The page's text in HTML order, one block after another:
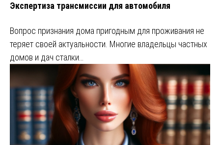
Экспертиза трансмиссии для автомобиля
Вопрос признания дома пригодным для проживания не
теряет своей актуальности. Многие владельцы частных
домов и дач сталки…